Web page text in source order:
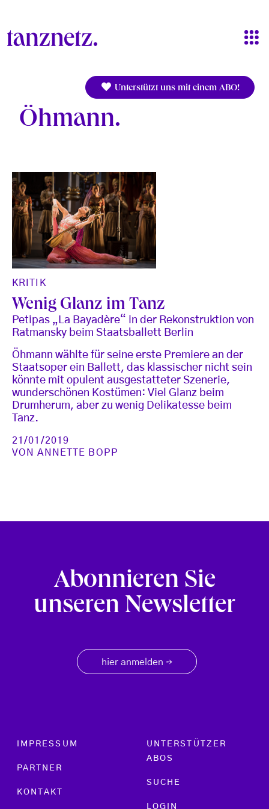
Unterstützt uns mit einem ABO!
Öhmann
KRITIK
Wenig Glanz im Tanz
Petipas „La Bayadère“ in der Rekonstruktion von
Ratmansky beim Staatsballett Berlin
Öhmann wählte für seine erste Premiere an der
Staatsoper ein Ballett, das klassischer nicht sein
könnte mit opulent ausgestatteter Szenerie,
wunderschönen Kostümen: Viel Glanz beim
Drumherum, aber zu wenig Delikatesse beim
Tanz.
21/01/2019
VONANNETTE BOPP
Abonnieren Sie
unseren Newsletter
hier anmelden →
Footer menu
IMPRESSUM
PARTNER
KONTAKT
UNTERSTÜTZER
ABOS
SUCHE
LOGIN